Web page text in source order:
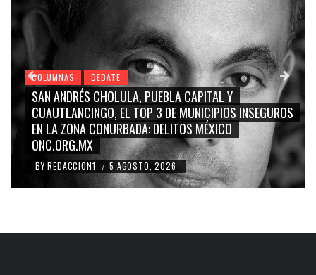
COLUMNAS DEBATE
GRACE PALOMARES, NAY SALVATORI, SERGIO MAYER,
CARMEN SALINAS “LA CORCHOLATA”, CUAUHTÉMOC
BLANCO, SILVIA PINAL: LA TRIVIALIZACIÓN Y
RIDICULIZACIÓN DE LA REPRESENTACIÓN CIUDADANA
BY REDACCION1 4 AGOSTO, 2026